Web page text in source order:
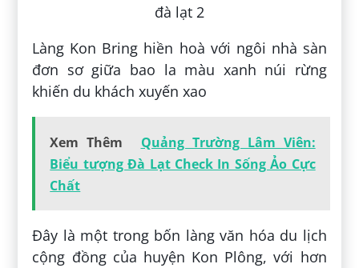
Làng Kon Bring hiền hoà với ngôi nhà sàn
đơn sơ giữa bao la màu xanh núi rừng
khiến du khách xuyến xao
Xem Thêm
Quảng Trường Lâm Viên:
Biểu tượng Đà Lạt Check In Sống Ảo Cực
Chất
Đây là một trong bốn làng văn hóa du lịch
cộng đồng của huyện Kon Plông, với hơn